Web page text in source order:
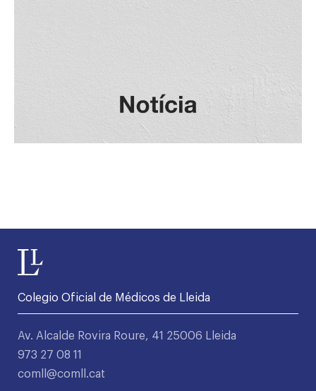
Colegio Oficial de Médicos de Lleida
Av. Alcalde Rovira Roure, 41 25006 Lleida
973 27 08 11
comll@comll.cat